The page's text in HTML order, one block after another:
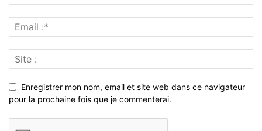
Enregistrer mon nom, email et site web dans ce navigateur
pour la prochaine fois que je commenterai.